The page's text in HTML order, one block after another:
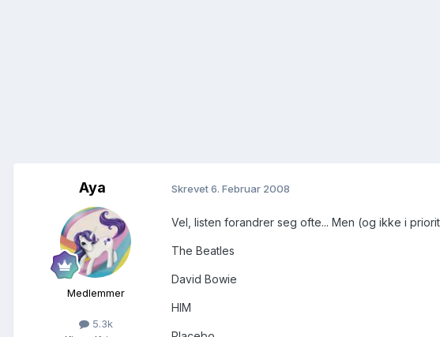
Aya
Medlemmer
5.3k
Skrevet6. Februar 2008
Vel, listen forandrer seg ofte... Men (og ikke i
The Beatles
David Bowie
HIM